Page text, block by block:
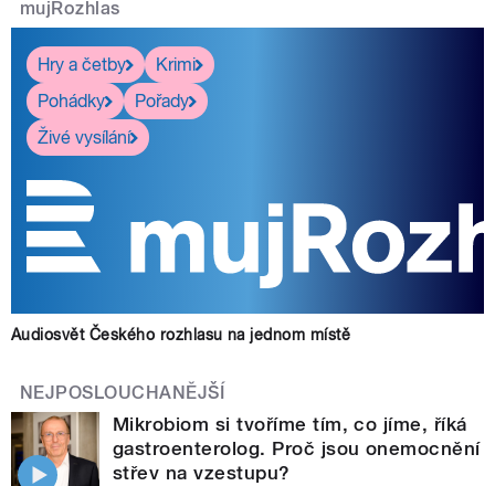
mujRozhlas
Hry a četby
Krimi
Pohádky
Pořady
Živé vysílání
Audiosvět Českého rozhlasu na jednom místě
NEJPOSLOUCHANĚJŠÍ
Mikrobiom si tvoříme tím, co jíme, říká
gastroenterolog. Proč jsou onemocnění
střev na vzestupu?